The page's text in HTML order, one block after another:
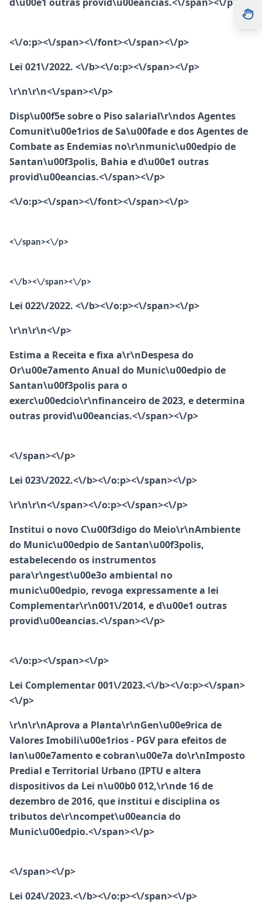
<\/o:p><\/span><\/font><\/span><\/p>
Lei 021\/2022. <\/b><\/o:p><\/span><\/p>
\r\n\r\n<\/span><\/p>
Disp\u00f5e sobre o Piso salarial\r\ndos Agentes
Comunit\u00e1rios de Sa\u00fade e dos Agentes de
Combate as Endemias no\r\nmunic\u00edpio de
Santan\u00f3polis, Bahia e d\u00e1 outras
provid\u00eancias.<\/span><\/p>
<\/o:p><\/span><\/font><\/span><\/p>
<\/span><\/p>
<\/b><\/span><\/p>
Lei 022\/2022. <\/b><\/o:p><\/span><\/p>
\r\n\r\n<\/p>
Estima a Receita e fixa a\r\nDespesa do
Or\u00e7amento Anual do Munic\u00edpio de
Santan\u00f3polis para o
exerc\u00edcio\r\nfinanceiro de 2023, e determina
outras provid\u00eancias.<\/span><\/p>
<\/span><\/p>
Lei 023\/2022.<\/b><\/o:p><\/span><\/p>
\r\n\r\n<\/span><\/o:p><\/span><\/p>
Institui o novo C\u00f3digo do Meio\r\nAmbiente
do Munic\u00edpio de Santan\u00f3polis,
estabelecendo os instrumentos
para\r\ngest\u00e3o ambiental no
munic\u00edpio, revoga expressamente a lei
Complementar\r\n001\/2014, e d\u00e1 outras
provid\u00eancias.<\/span><\/p>
<\/o:p><\/span><\/p>
Lei Complementar 001\/2023.<\/b><\/o:p><\/span>
<\/p>
\r\n\r\nAprova a Planta\r\nGen\u00e9rica de
Valores Imobili\u00e1rios - PGV para efeitos de
lan\u00e7amento e cobran\u00e7a do\r\nImposto
Predial e Territorial Urbano (IPTU e altera
dispositivos da Lei n\u00b0 012,\r\nde 16 de
dezembro de 2016, que institui e disciplina os
tributos de\r\ncompet\u00eancia do
Munic\u00edpio.<\/span><\/p>
<\/span><\/p>
Lei 024\/2023.<\/b><\/o:p><\/span><\/p>